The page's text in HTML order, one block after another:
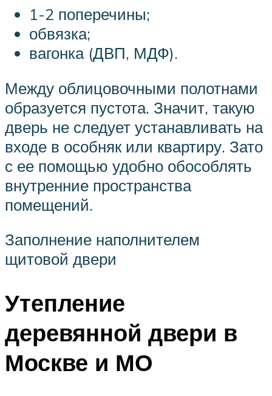
1-2 поперечины;
обвязка;
вагонка (ДВП, МДФ).
Между облицовочными полотнами
образуется пустота. Значит, такую
дверь не следует устанавливать на
входе в особняк или квартиру. Зато
с ее помощью удобно обособлять
внутренние пространства
помещений.
Заполнение наполнителем
щитовой двери
Утепление
деревянной двери в
Москве и МО